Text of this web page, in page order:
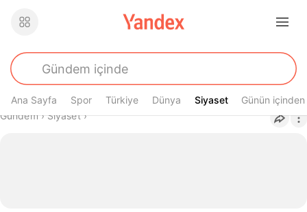
Ana Sayfa Spor Türkiye Dünya Siyaset
Siyaset Günün içinden
Buradasın
Gündem› Siyaset›